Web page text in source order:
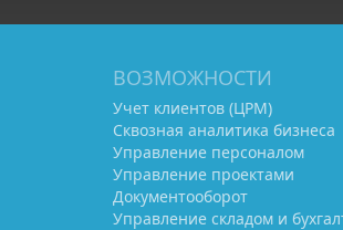
ВОЗМОЖНОСТИ
Учет клиентов (ЦРМ)
Сквозная аналитика бизнеса
Управление персоналом
Управление проектами
Документооборот
Управление складом и